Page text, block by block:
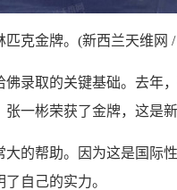
匹克金牌。(新西兰天维网
取的关键基础。去年
一彬荣获了金牌，这是
帮助。因为这是国际
自己的实力。